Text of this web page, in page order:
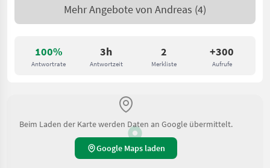
100%
Antwortrate
3h
Antwortzeit
2
Merkliste
+300
Aufrufe
Mehr Angebote von Andreas (4)
Beim Laden der Karte werden Daten an Google übermittelt.
Google Maps laden